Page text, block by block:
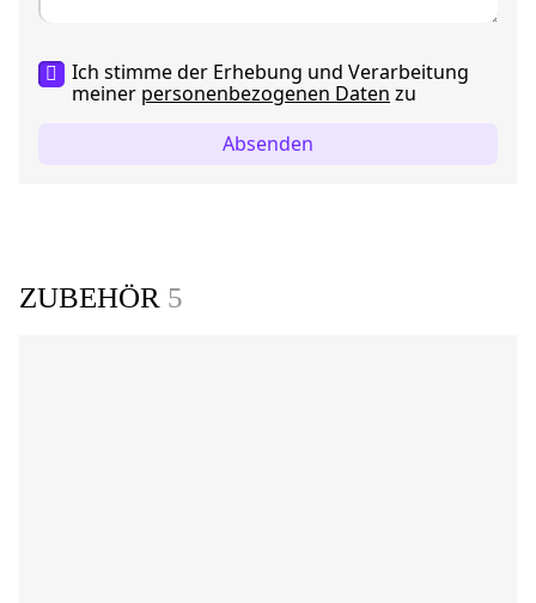
Ich stimme der Erhebung und Verarbeitung
meiner personenbezogenen Daten zu
Absenden
ZUBEHÖR 5